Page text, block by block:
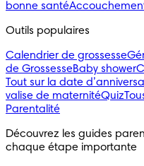
bonne santé
Outils populaires
Calendrier de grossesse
de GrossesseBaby shower
Tout sur la date
valise de maternitéQuiz
Parentalité
Découvrez les guides
chaque étape importante